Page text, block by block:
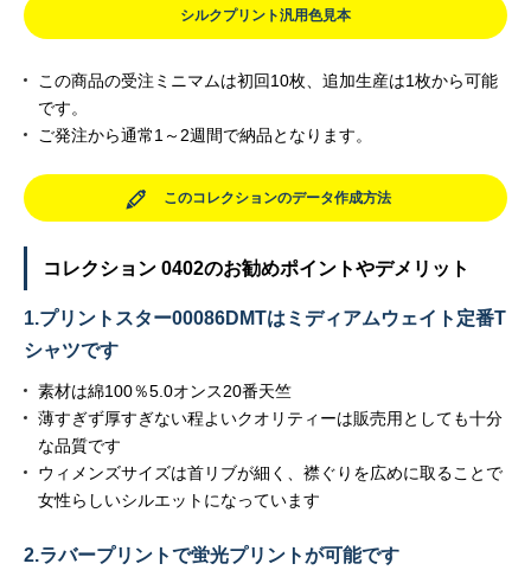
シルクプリント汎用色見本
この商品の受注ミニマムは初回10枚、追加生産は1枚から可能
です。
ご発注から通常1～2週間で納品となります。
このコレクションのデータ作成方法
コレクション 0402のお勧めポイントやデメリット
1.プリントスター00086DMTはミディアムウェイト定番T
シャツです
素材は綿100％5.0オンス20番天竺
薄すぎず厚すぎない程よいクオリティーは販売用としても十分
な品質です
ウィメンズサイズは首リブが細く、襟ぐりを広めに取ることで
女性らしいシルエットになっています
2.ラバープリントで蛍光プリントが可能です